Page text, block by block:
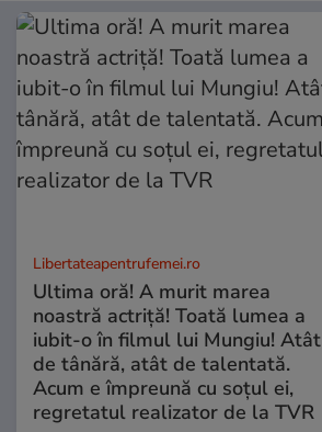
Libertateapentrufemei.ro
Ultima oră! A murit marea
noastră actriță! Toată lumea a
iubit-o în filmul lui Mungiu! Atât
de tânără, atât de talentată.
Acum e împreună cu soțul ei,
regretatul realizator de la TVR